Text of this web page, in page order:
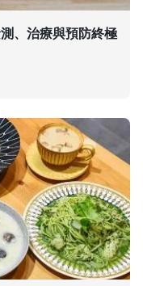
、治療與預防終極